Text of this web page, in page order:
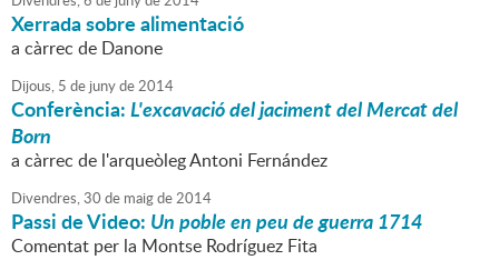
Xerrada sobre alimentació
a càrrec de Danone
Dijous, 5 de junyde2014
Conferència:L'excavació del jaciment del Mercat del
Born
a càrrec de l'arqueòleg Antoni Fernández
Divendres,30 de maigde2014
Passi de Video: Un poble en peu de guerra 1714
Comentat per la Montse Rodríguez Fita